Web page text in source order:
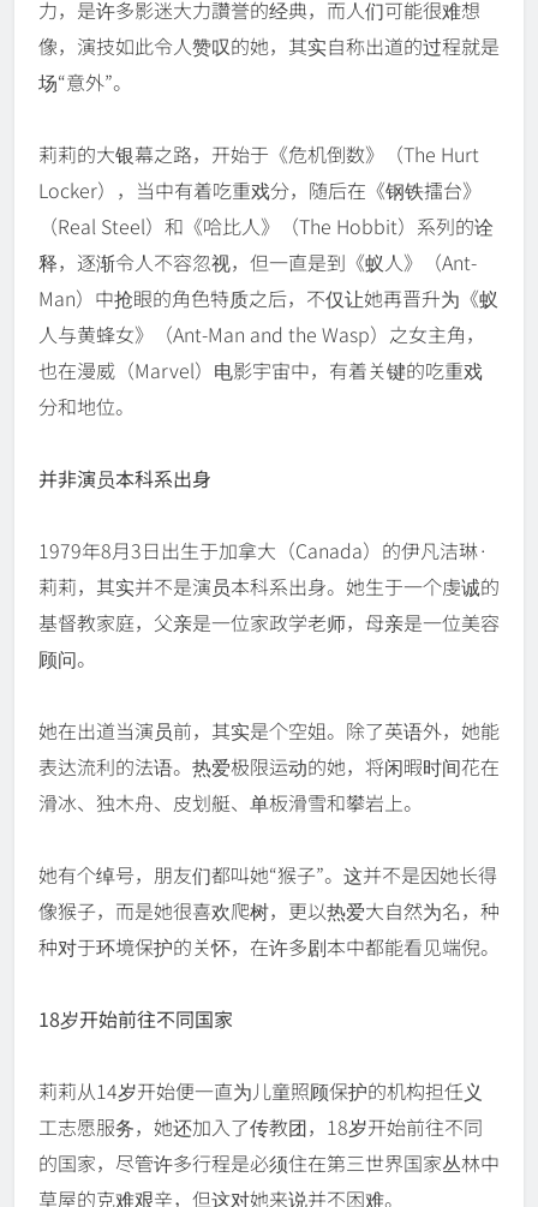
力，是许多影迷大力讚誉的经典，而人们可能很难想
像，演技如此令人赞叹的她，其实自称出道的过程就是
场“意外”。
莉莉的大银幕之路，开始于《危机倒数》（The Hurt
Locker），当中有着吃重戏分，随后在《钢铁擂台》
（Real Steel）和《哈比人》（The Hobbit）系列的诠
释，逐渐令人不容忽视，但一直是到《蚁人》（Ant-
Man）中抢眼的角色特质之后，不仅让她再晋升为《蚁
人与黄蜂女》（Ant-Man and the Wasp）之女主角，
也在漫威（Marvel）电影宇宙中，有着关键的吃重戏
分和地位。
并非演员本科系出身
1979年8月3日出生于加拿大（Canada）的伊凡洁琳·
莉莉，其实并不是演员本科系出身。她生于一个虔诚的
基督教家庭，父亲是一位家政学老师，母亲是一位美容
顾问。
她在出道当演员前，其实是个空姐。除了英语外，她能
表达流利的法语。热爱极限运动的她，将闲暇时间花在
滑冰、独木舟、皮划艇、单板滑雪和攀岩上。
她有个绰号，朋友们都叫她“猴子”。这并不是因她长得
像猴子，而是她很喜欢爬树，更以热爱大自然为名，种
种对于环境保护的关怀，在许多剧本中都能看见端倪。
18岁开始前往不同国家
莉莉从14岁开始便一直为儿童照顾保护的机构担任义
工志愿服务，她还加入了传教团，18岁开始前往不同
的国家，尽管许多行程是必须住在第三世界国家丛林中
草屋的克难艰辛，但这对她来说并不困难。